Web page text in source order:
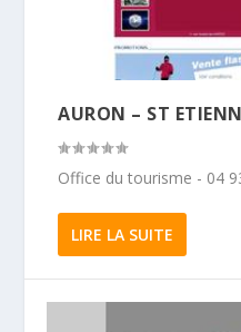
AURON – ST
Office du tourisme - 04
LIRE LA SUITE